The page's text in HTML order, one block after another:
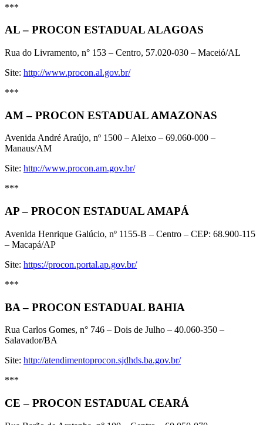
***
AL – PROCON ESTADUAL ALAGOAS
Rua do Livramento, n° 153 – Centro, 57.020-030 – Maceió/AL
Site: http://www.procon.al.gov.br/
***
AM – PROCON ESTADUAL AMAZONAS
Avenida André Araújo, nº 1500 – Aleixo – 69.060-000 –
Manaus/AM
Site: http://www.procon.am.gov.br/
***
AP – PROCON ESTADUAL AMAPÁ
Avenida Henrique Galúcio, nº 1155-B – Centro – CEP: 68.900-115
– Macapá/AP
Site: https://procon.portal.ap.gov.br/
***
BA – PROCON ESTADUAL BAHIA
Rua Carlos Gomes, n° 746 – Dois de Julho – 40.060-350 –
Salavador/BA
Site: http://atendimentoprocon.sjdhds.ba.gov.br/
***
CE – PROCON ESTADUAL CEARÁ